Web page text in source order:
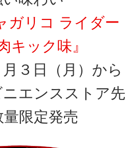
ガリコ ライダー
キック味』
３日（月）から
エンスストア先
限定発売